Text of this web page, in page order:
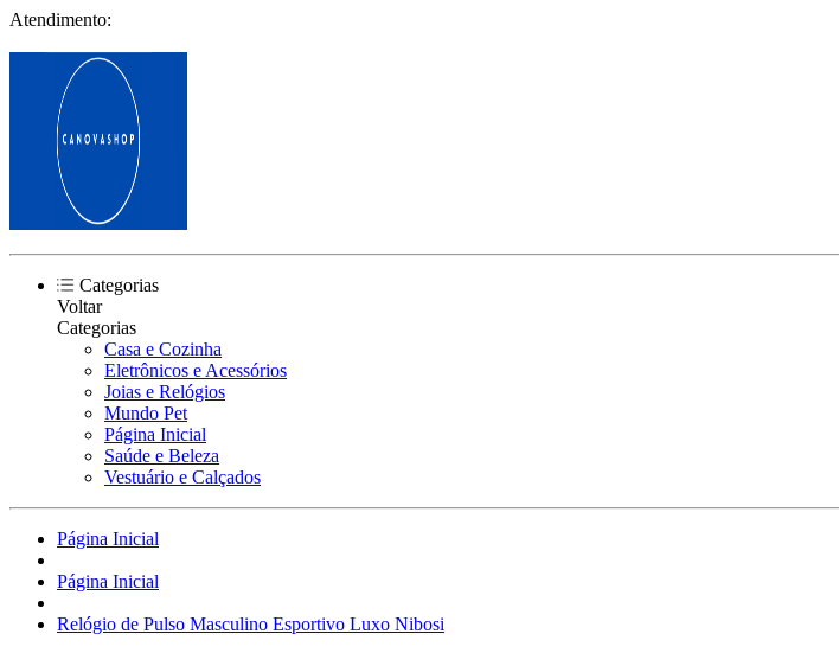
Atendimento:
Categorias
Voltar
Categorias
Casa e Cozinha
Eletrônicos e Acessórios
Joias e Relógios
Mundo Pet
Página Inicial
Saúde e Beleza
Vestuário e Calçados
Página Inicial
Página Inicial
Relógio de Pulso Masculino Esportivo Luxo Nibosi